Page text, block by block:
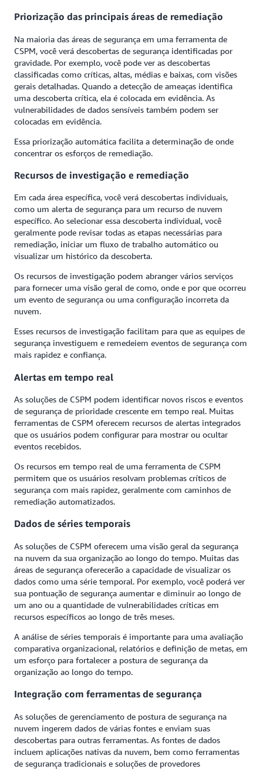
Priorização das principais áreas de remediação
Na maioria das áreas de segurança em uma ferramenta de
CSPM, você verá descobertas de segurança identificadas por
gravidade. Por exemplo, você pode ver as descobertas
classificadas como críticas, altas, médias e baixas, com visões
gerais detalhadas. Quando a detecção de ameaças identifica
uma descoberta crítica, ela é colocada em evidência. As
vulnerabilidades de dados sensíveis também podem ser
colocadas em evidência.
Essa priorização automática facilita a determinação de onde
concentrar os esforços de remediação.
Recursos de investigação e remediação
Em cada área específica, você verá descobertas individuais,
como um alerta de segurança para um recurso de nuvem
específico. Ao selecionar essa descoberta individual, você
geralmente pode revisar todas as etapas necessárias para
remediação, iniciar um fluxo de trabalho automático ou
visualizar um histórico da descoberta.
Os recursos de investigação podem abranger vários serviços
para fornecer uma visão geral de como, onde e por que ocorreu
um evento de segurança ou uma configuração incorreta da
nuvem.
Esses recursos de investigação facilitam para que as equipes de
segurança investiguem e remedeiem eventos de segurança com
mais rapidez e confiança.
Alertas em tempo real
As soluções de CSPM podem identificar novos riscos e eventos
de segurança de prioridade crescente em tempo real. Muitas
ferramentas de CSPM oferecem recursos de alertas integrados
que os usuários podem configurar para mostrar ou ocultar
eventos recebidos.
Os recursos em tempo real de uma ferramenta de CSPM
permitem que os usuários resolvam problemas críticos de
segurança com mais rapidez, geralmente com caminhos de
remediação automatizados.
Dados de séries temporais
As soluções de CSPM oferecem uma visão geral da segurança
na nuvem da sua organização ao longo do tempo. Muitas das
áreas de segurança oferecerão a capacidade de visualizar os
dados como uma série temporal. Por exemplo, você poderá ver
sua pontuação de segurança aumentar e diminuir ao longo de
um ano ou a quantidade de vulnerabilidades críticas em
recursos específicos ao longo de três meses.
A análise de séries temporais é importante para uma avaliação
comparativa organizacional, relatórios e definição de metas, em
um esforço para fortalecer a postura de segurança da
organização ao longo do tempo.
Integração com ferramentas de segurança
As soluções de gerenciamento de postura de segurança na
nuvem ingerem dados de várias fontes e enviam suas
descobertas para outras ferramentas. As fontes de dados
incluem aplicações nativas da nuvem, bem como ferramentas
de segurança tradicionais e soluções de provedores